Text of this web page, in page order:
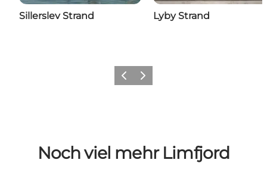
Sillerslev Strand Lyby Strand
Vorherige Folie
Nächste Folie
Noch viel mehr Limfjord